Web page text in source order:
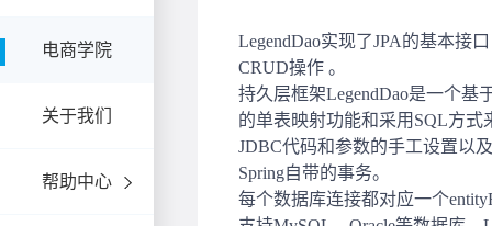
电商学院
关于我们
帮助中心